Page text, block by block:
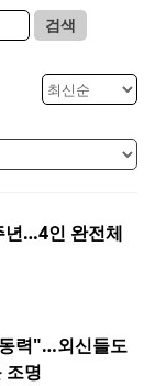
검색
년…4인 완전체
력"…외신들도
조명